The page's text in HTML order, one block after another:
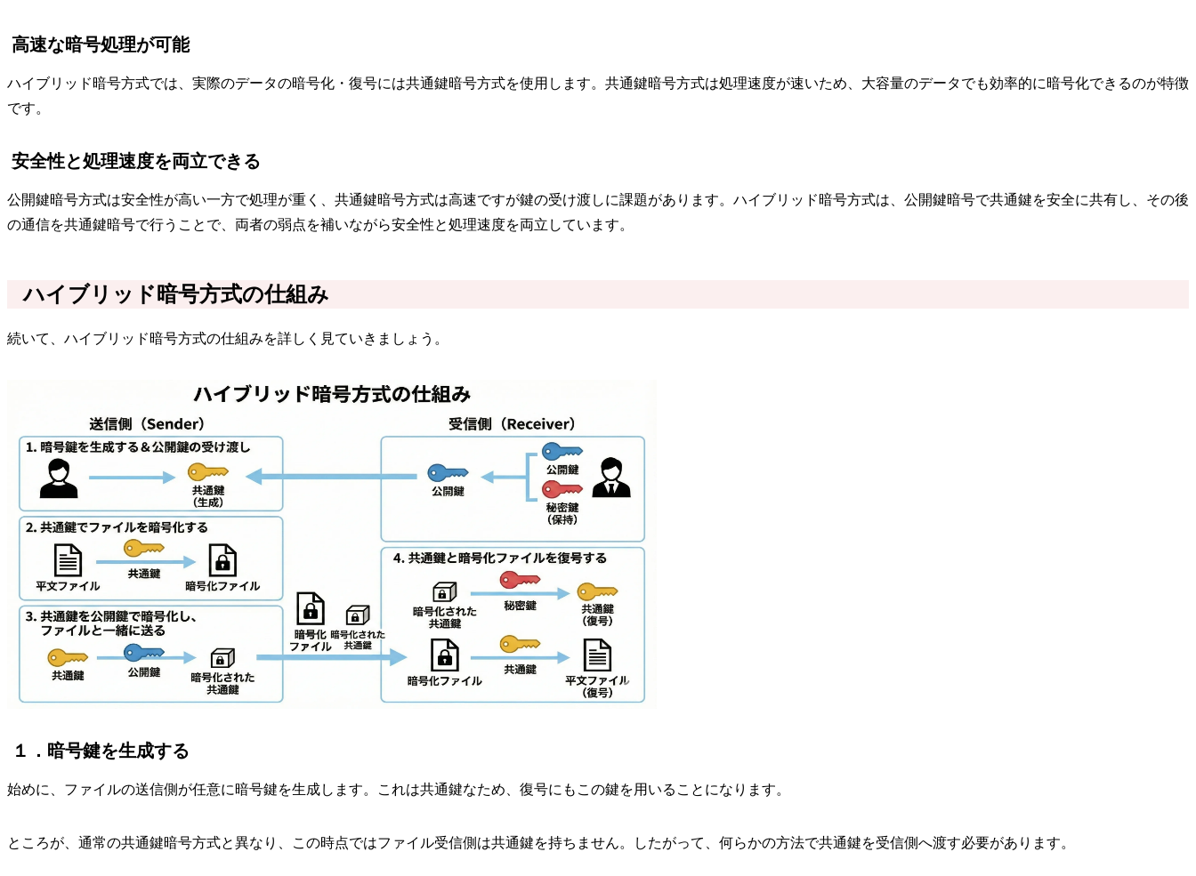
高速な暗号処理が可能
ハイブリッド暗号方式では、実際のデータの暗号化・復号には共通鍵暗号方式を使用します。共通鍵暗号方式は処理速度が速いため、大容量のデータでも効率的に暗号化できるのが特徴
です。
安全性と処理速度を両立できる
公開鍵暗号方式は安全性が高い一方で処理が重く、共通鍵暗号方式は高速ですが鍵の受け渡しに課題があります。ハイブリッド暗号方式は、公開鍵暗号で共通鍵を安全に共有し、その後
の通信を共通鍵暗号で行うことで、両者の弱点を補いながら安全性と処理速度を両立しています。
ハイブリッド暗号方式の仕組み
続いて、ハイブリッド暗号方式の仕組みを詳しく見ていきましょう。
１．暗号鍵を生成する
始めに、ファイルの送信側が任意に暗号鍵を生成します。これは共通鍵なため、復号にもこの鍵を用いることになります。
ところが、通常の共通鍵暗号方式と異なり、この時点ではファイル受信側は共通鍵を持ちません。したがって、何らかの方法で共通鍵を受信側へ渡す必要があります。